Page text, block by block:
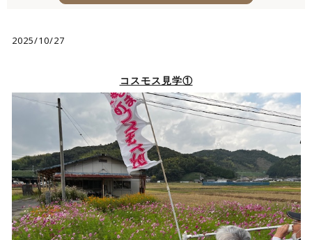
2025/10/27
コスモス見学①